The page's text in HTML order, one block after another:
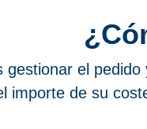
el
importe de su